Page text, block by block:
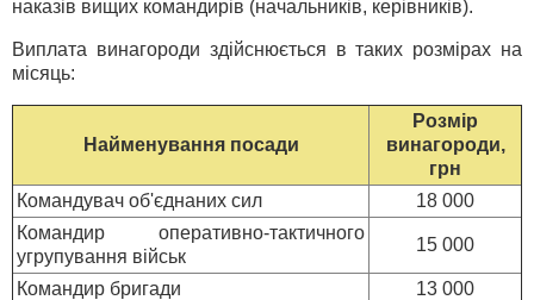
наказів вищих командирів (начальників, керівників).
Виплата винагороди здійснюється в таких розмірах на
місяць:
Найменування посади
Розмір
винагороди,
грн
Командувач об'єднаних сил
18 000
Командир оперативно-тактичного
угрупування військ
15 000
Командир бригади
13 000